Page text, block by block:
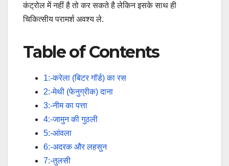
कंट्रोल में नहीं है तो कर सकते है लेकिन इसके साथ ही
चिकित्सीय परामर्श अवश्य ले.
Table of Contents
1:-करेला (बिटर गॉर्ड) का रस
2:-मेथी (फेनुग्रीक) दाना
3:-नीम का पत्ता
4:-जामुन की गुठली
5:-आंवला
6:-अदरक और लहसुन
7:-तुलसी